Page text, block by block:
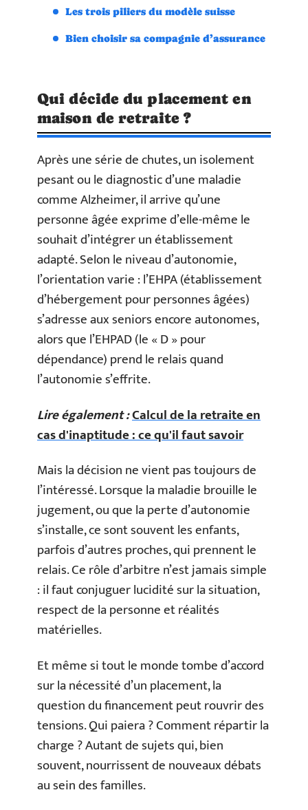
Les trois piliers du modèle suisse
Bien choisir sa compagnie d’assurance
Qui décide du placement en
maison de retraite ?
Après une série de chutes, un isolement
pesant ou le diagnostic d’une maladie
comme Alzheimer, il arrive qu’une
personne âgée exprime d’elle-même le
souhait d’intégrer un établissement
adapté. Selon le niveau d’autonomie,
l’orientation varie : l’EHPA (établissement
d’hébergement pour personnes âgées)
s’adresse aux seniors encore autonomes,
alors que l’EHPAD (le « D » pour
dépendance) prend le relais quand
l’autonomie s’effrite.
Lire également :Calcul de la retraite en
cas d'inaptitude : ce qu'il faut savoir
Mais la décision ne vient pas toujours de
l’intéressé. Lorsque la maladie brouille le
jugement, ou que la perte d’autonomie
s’installe, ce sont souvent les enfants,
parfois d’autres proches, qui prennent le
relais. Ce rôle d’arbitre n’est jamais simple
: il faut conjuguer lucidité sur la situation,
respect de la personne et réalités
matérielles.
Et même si tout le monde tombe d’accord
sur la nécessité d’un placement, la
question du financement peut rouvrir des
tensions. Qui paiera ? Comment répartir la
charge ? Autant de sujets qui, bien
souvent, nourrissent de nouveaux débats
au sein des familles.